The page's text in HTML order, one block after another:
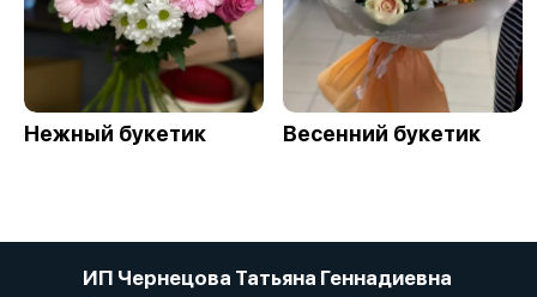
Нежный букетик Весенний букетик
ИП Чернецова Татьяна Геннадиевна